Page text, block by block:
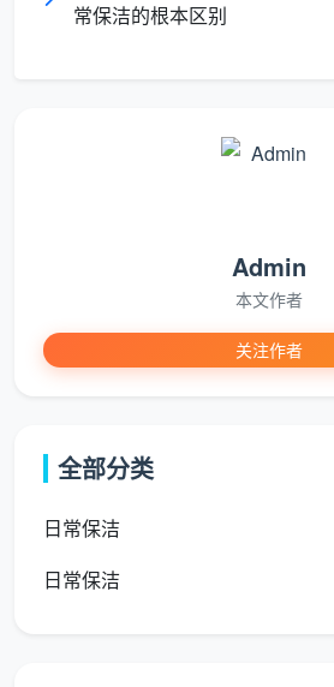
点铲除，烟机灶具墙面瓷砖清洁
卫生间墙地砖水泥点清除，淋
亮，马桶内外消毒，地漏清掏
室内门门套门锁清洁，全屋踢脚
除
全屋地面漆点腻子点胶点手工铲
常保洁的根本区别
Admin
本文作者
关注作者
全部分类
日常保洁
日常保洁